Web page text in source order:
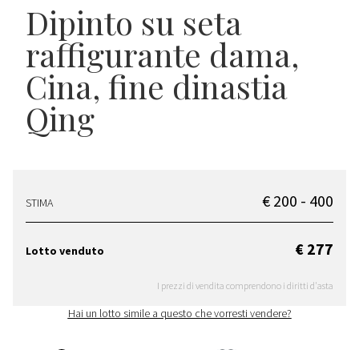
Dipinto su seta
raffigurante dama,
Cina, fine dinastia
Qing
STIMA € 200 - 400
Lotto venduto € 277
I prezzi di vendita comprendono i diritti d'asta
Hai un lotto simile a questo che vorresti vendere?